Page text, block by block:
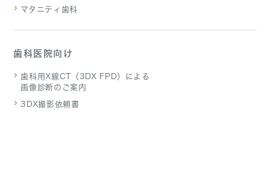
マタニティ歯科
歯科医院向け
歯科用X線CT（3DX FPD）による
画像診断のご案内
3DX撮影依頼書